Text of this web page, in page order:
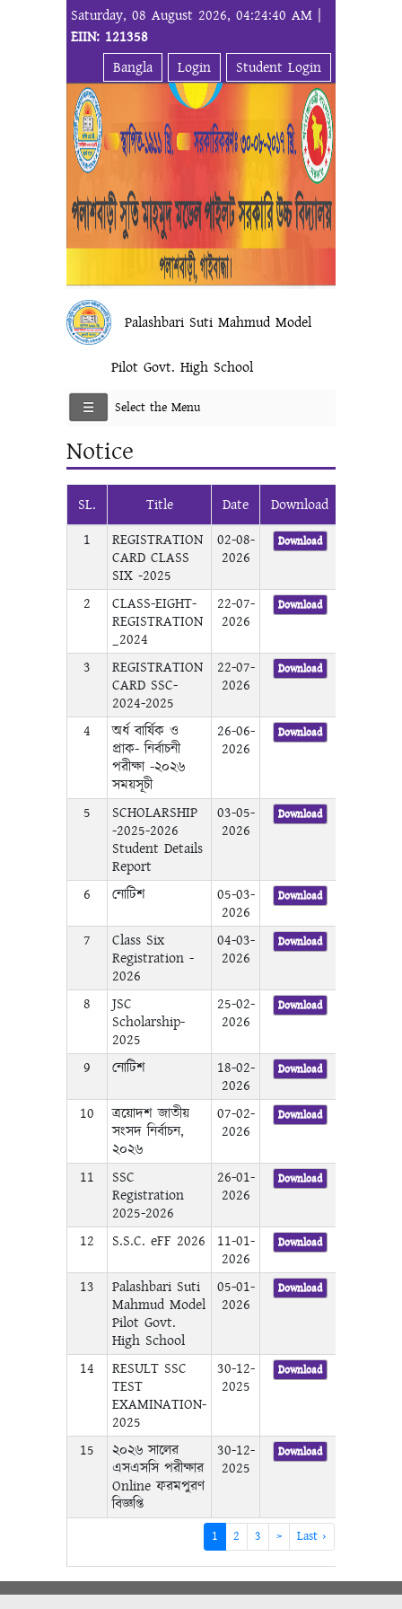
Saturday, 08 August 2026, 04:24:40 AM |
EIIN: 121358
Bangla
Login Student Login
Palashbari Suti Mahmud Model
Pilot Govt. High School
Select the Menu
Notice
SL. Title Date
Download
1
REGISTRATION
CARD CLASS
SIX -2025
02-08-
2026
Download
2
CLASS-EIGHT-
REGISTRATION
_2024
22-07-
2026
Download
3
REGISTRATION
CARD SSC-
2024-2025
22-07-
2026
Download
4
অর্ধ বার্ষিক ও
প্রাক- নির্বাচনী
পরীক্ষা -২০২৬
সময়সূচী
26-06-
2026
Download
5
SCHOLARSHIP
-2025-2026
Student Details
Report
03-05-
2026
Download
6 নোটিশ
05-03-
2026
Download
7
Class Six
Registration -
2026
04-03-
2026
Download
8
JSC
Scholarship-
2025
25-02-
2026
Download
9 নোটিশ
18-02-
2026
Download
10
ত্রয়োদশ জাতীয়
সংসদ নির্বাচন,
২০২৬
07-02-
2026
Download
11
SSC
Registration
2025-2026
26-01-
2026
Download
12 S.S.C. eFF 2026
11-01-
2026
Download
13
Palashbari Suti
Mahmud Model
Pilot Govt.
High School
05-01-
2026
Download
14
RESULT SSC
TEST
EXAMINATION-
2025
30-12-
2025
Download
15
২০২৬ সালের
এসএসসি পরীক্ষার
Online ফরমপুরণ
বিজ্ঞপ্তি
30-12-
2025
Download
1 (current)
2 3 > Last ›